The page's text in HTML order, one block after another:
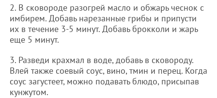
2. В сковороде разогрей масло и обжарь чеснок с
имбирем. Добавь нарезанные грибы и припусти
их в течение 3-5 минут. Добавь брокколи и жарь
еще 5 минут.
3. Разведи крахмал в воде, добавь в сковороду.
Влей также соевый соус, вино, тмин и перец. Когда
соус загустеет, можно подавать блюдо, присыпав
кунжутом.